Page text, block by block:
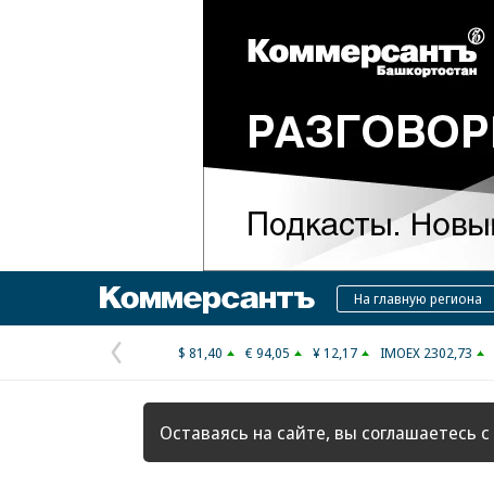
КоммерсантъНа главную региона
Предыдущая
страница
$ 81,40 € 94,05 ¥ 12,17 IMOEX 2302,73
Оставаясь на сайте, вы соглашаетесь с